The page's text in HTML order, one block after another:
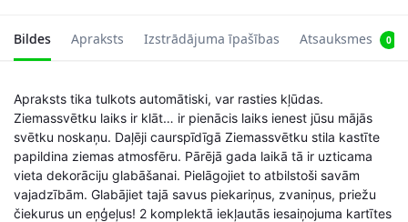
Bildes Apraksts Izstrādājuma īpašības Atsauksmes 0
Apraksts tika tulkots automātiski, var rasties kļūdas.
Ziemassvētku laiks ir klāt… ir pienācis laiks ienest jūsu mājās
svētku noskaņu. Daļēji caurspīdīgā Ziemassvētku stila kastīte
papildina ziemas atmosfēru. Pārējā gada laikā tā ir uzticama
vieta dekorāciju glabāšanai. Pielāgojiet to atbilstoši savām
vajadzībām. Glabājiet tajā savus piekariņus, zvaniņus, priežu
čiekurus un eņģeļus! 2 komplektā iekļautās iesaiņojuma kartītes